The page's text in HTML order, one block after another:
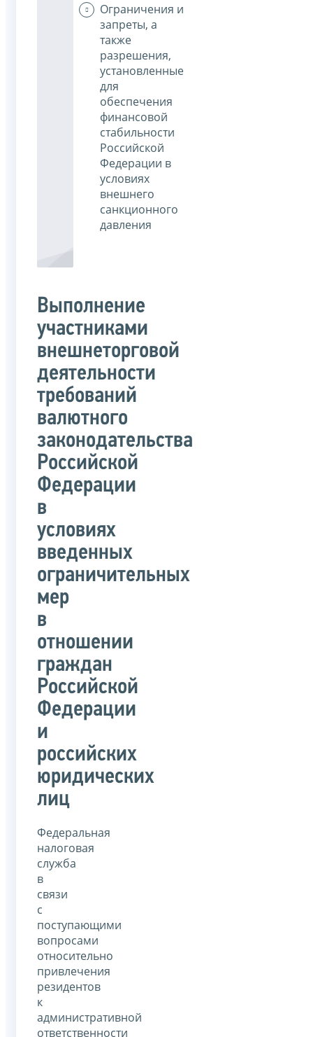
Ограничения и
запреты, а
также
разрешения,
установленные
для
обеспечения
финансовой
стабильности
Российской
Федерации в
условиях
внешнего
санкционного
давления
Выполнение
участниками
внешнеторговой
деятельности
требований
валютного
законодательства
Российской
Федерации
в
условиях
введенных
ограничительных
мер
в
отношении
граждан
Российской
Федерации
и
российских
юридических
лиц
Федеральная
налоговая
служба
в
связи
с
поступающими
вопросами
относительно
привлечения
резидентов
к
административной
ответственности